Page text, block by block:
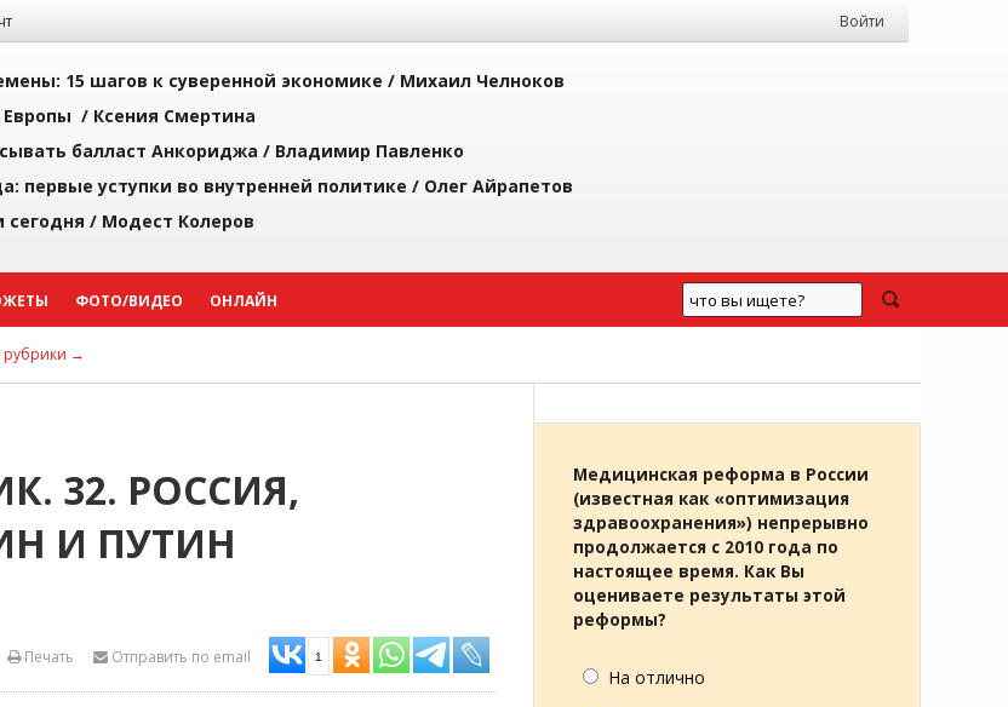
Войти
15 шагов к суверенной экономике / Михаил Челноков
Европы / Ксения Смертина
балласт Анкориджа / Владимир Павленко
первые уступки во внутренней политике / Олег Айрапетов
сегодня / Модест Колеров
ФОТО/ВИДЕО ОНЛАЙН
рубрики →
32. РОССИЯ,
И ПУТИН
Отправить по email 1
Печать
Медицинская реформа в России
(известная как «оптимизация
здравоохранения») непрерывно
продолжается с 2010 года по
настоящее время. Как Вы
оцениваете результаты этой
реформы?
На отлично